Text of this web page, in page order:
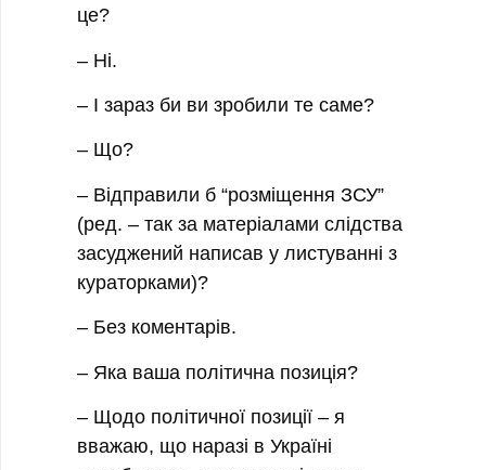
це?
– Ні.
– І зараз би ви зробили те саме?
– Що?
– Відправили б “розміщення ЗСУ”
(ред. – так за матеріалами слідства
засуджений написав у листуванні з
кураторками)?
– Без коментарів.
– Яка ваша політична позиція?
– Щодо політичної позиції – я
вважаю, що наразі в Україні